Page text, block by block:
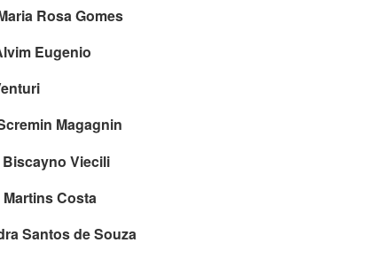
Rosa Gomes
Eugenio
Magagnin
Viecili
Costa
Santos de Souza